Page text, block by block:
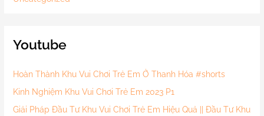
Youtube
Hoàn Thành Khu Vui Chơi Trẻ Em Ở Thanh Hóa #shorts
Kinh Nghiệm Khu Vui Chơi Trẻ Em 2023 P1
Giải Pháp Đầu Tư Khu Vui Chơi Trẻ Em Hiệu Quả || Đầu Tư Khu